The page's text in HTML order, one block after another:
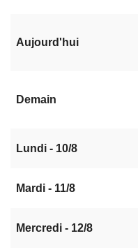
Aujourd'hui
Demain
Lundi - 10/8
Mardi - 11/8
Mercredi - 12/8